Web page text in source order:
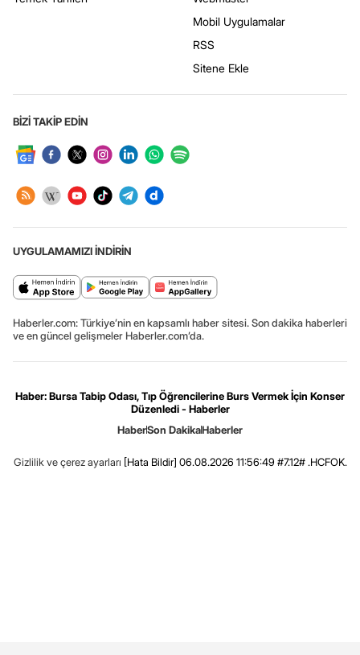
Mobil Uygulamalar
RSS
Sitene Ekle
BİZİ TAKİP EDİN
UYGULAMAMIZI İNDİRİN
Haberler.com: Türkiye’nin en kapsamlı haber sitesi. Son dakika haberleri
ve en güncel gelişmeler Haberler.com’da.
Haber: Bursa Tabip Odası, Tıp Öğrencilerine Burs Vermek İçin Konser
Düzenledi - Haberler
HaberSon DakikaHaberler
Gizlilik ve çerez ayarları [Hata Bildir] 06.08.2026 11:56:49 #7.12# .HCFOK.